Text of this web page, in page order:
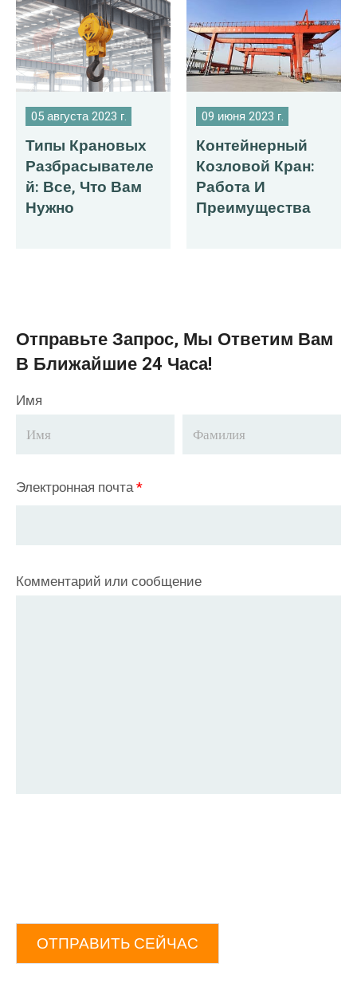
05 августа 2023 г.
Типы Крановых
Разбрасывателе
Й: Все, Что Вам
Нужно
09 июня 2023 г.
Контейнерный
Козловой Кран:
Работа И
Преимущества
Отправьте Запрос, Мы Ответим Вам
В Ближайшие 24 Часа!
Имя
Электронная почта*
Комментарий или сообщение
ОТПРАВИТЬ СЕЙЧАС